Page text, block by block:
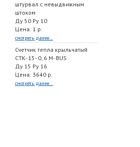
штурвал с невыдвижным
штоком
Ду 50 Ру 10
Цена: 1 р.
смотреть далее...
Счетчик тепла крыльчатый
СТК- 15- 0, 6 M- BUS
Ду 15 Ру 16
Цена: 3640 р.
смотреть далее...